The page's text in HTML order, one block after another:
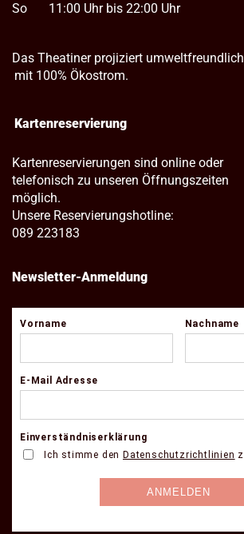
So
11:00 Uhr bis 22:00 Uhr
Das Theatiner projiziert umweltfreundlich
mit 100% Ökostrom.
Kartenreservierung
Kartenreservierungen sind online oder
telefonisch zu unseren Öffnungszeiten
möglich.
Unsere Reservierungshotline:
089 223183
Newsletter-Anmeldung